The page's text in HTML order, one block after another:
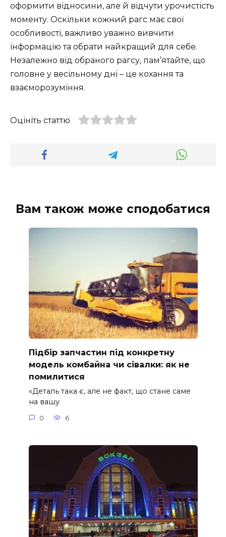
оформити відносини, але й відчути урочистість
моменту. Оскільки кожний рагс має свої
особливості, важливо уважно вивчити
інформацію та обрати найкращий для себе.
Незалежно від обраного рагсу, пам’ятайте, що
головне у весільному дні – це кохання та
взаєморозуміння.
Оцініть статтю
Вам також може сподобатися
Підбір запчастин під конкретну
модель комбайна чи сівалки: як не
помилитися
«Деталь така є, але не факт, що стане саме
на вашу
0 6